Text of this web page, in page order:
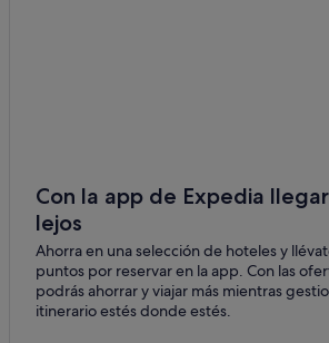
Best Western hoteles en Olbia
Hoteles de 5 estrellas en La Maddalena
Hoteles con todo incluido en Alghero
Apartamentos en San Teodoro
Accor Hotels en Cagliari
Con la app de Expedia
lejos
Ahorra en una selección de hoteles y
puntos por reservar en la app. Con las
podrás ahorrar y viajar más mientras
itinerario estés donde estés.